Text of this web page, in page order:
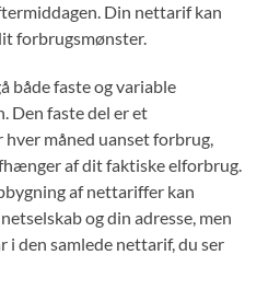
Din nettarif kan
forbrugsmønster.
både faste og variable
Den faste del er et
måned uanset forbrug,
af dit faktiske elforbrug.
af nettariffer kan
og din adresse, men
i den samlede nettarif, du ser